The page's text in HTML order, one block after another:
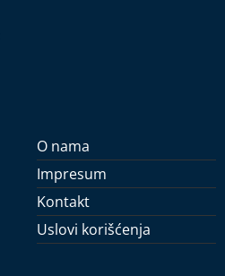
O nama
Impresum
Kontakt
Uslovi korišćenja